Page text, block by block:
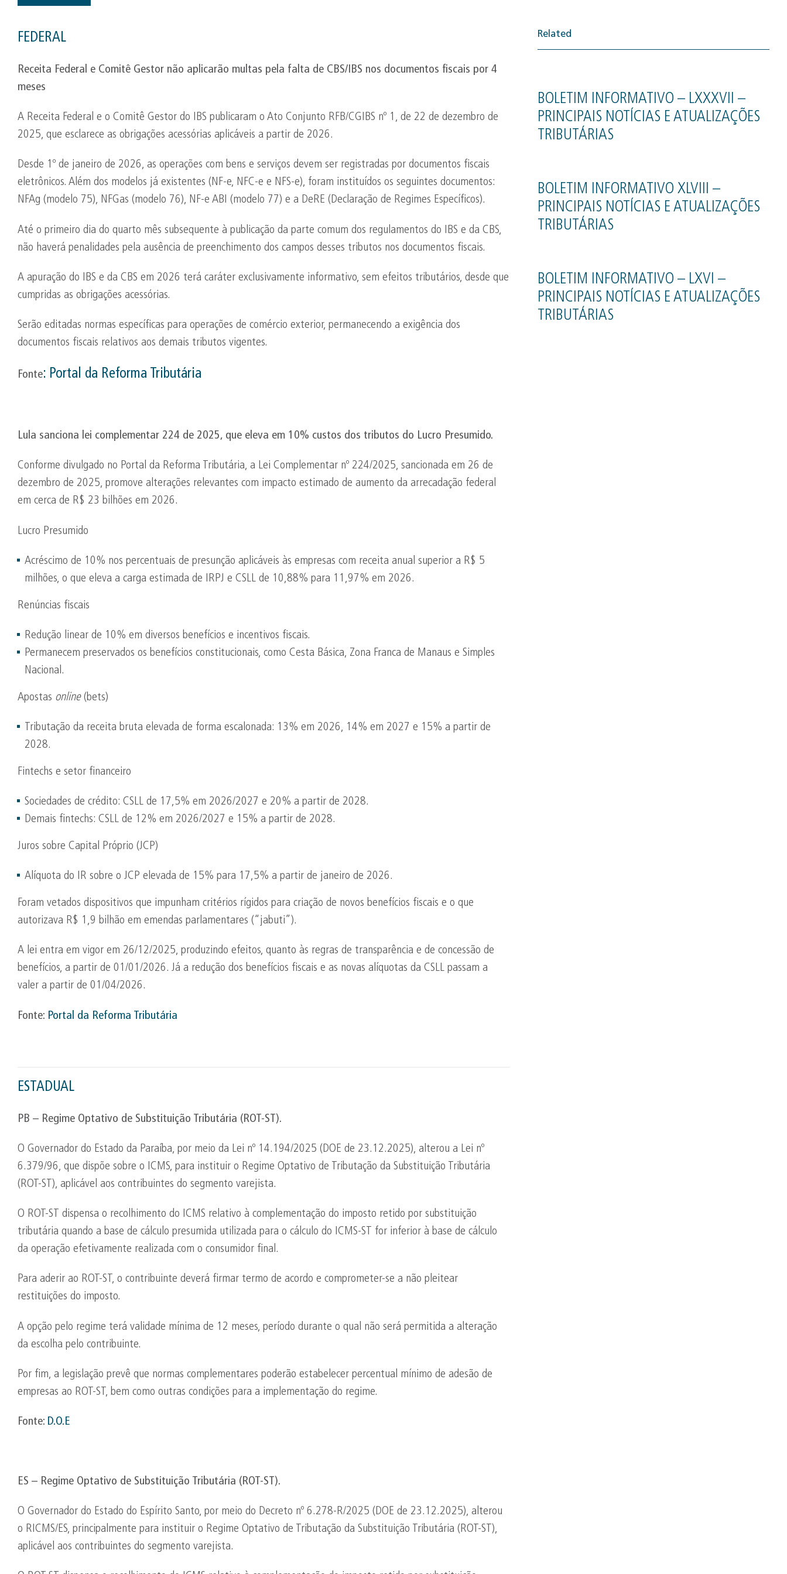
FEDERAL
Receita Federal e Comitê Gestor não aplicarão multas pela falta de CBS/IBS nos documentos fiscais por 4
meses
A Receita Federal e o Comitê Gestor do IBS publicaram o Ato Conjunto RFB/CGIBS nº 1, de 22 de dezembro de
2025, que esclarece as obrigações acessórias aplicáveis a partir de 2026.
Desde 1º de janeiro de 2026, as operações com bens e serviços devem ser registradas por documentos fiscais
eletrônicos. Além dos modelos já existentes (NF-e, NFC-e e NFS-e), foram instituídos os seguintes documentos:
NFAg (modelo 75), NFGas (modelo 76), NF-e ABI (modelo 77) e a DeRE (Declaração de Regimes Específicos).
Até o primeiro dia do quarto mês subsequente à publicação da parte comum dos regulamentos do IBS e da CBS,
não haverá penalidades pela ausência de preenchimento dos campos desses tributos nos documentos fiscais.
A apuração do IBS e da CBS em 2026 terá caráter exclusivamente informativo, sem efeitos tributários, desde que
cumpridas as obrigações acessórias.
Serão editadas normas específicas para operações de comércio exterior, permanecendo a exigência dos
documentos fiscais relativos aos demais tributos vigentes.
Fonte: Portal da Reforma Tributária
Lula sanciona lei complementar 224 de 2025, que eleva em 10% custos dos tributos do Lucro Presumido.
Conforme divulgado no Portal da Reforma Tributária, a Lei Complementar nº 224/2025, sancionada em 26 de
dezembro de 2025, promove alterações relevantes com impacto estimado de aumento da arrecadação federal
em cerca de R$ 23 bilhões em 2026.
Lucro Presumido
Acréscimo de 10% nos percentuais de presunção aplicáveis às empresas com receita anual superior a R$ 5
milhões, o que eleva a carga estimada de IRPJ e CSLL de 10,88% para 11,97% em 2026.
Renúncias fiscais
Redução linear de 10% em diversos benefícios e incentivos fiscais.
Permanecem preservados os benefícios constitucionais, como Cesta Básica, Zona Franca de Manaus e Simples
Nacional.
Apostas online(bets)
Tributação da receita bruta elevada de forma escalonada: 13% em 2026, 14% em 2027 e 15% a partir de
2028.
Fintechs e setor financeiro
Sociedades de crédito: CSLL de 17,5% em 2026/2027 e 20% a partir de 2028.
Demais fintechs: CSLL de 12% em 2026/2027 e 15% a partir de 2028.
Juros sobre Capital Próprio (JCP)
Alíquota do IR sobre o JCP elevada de 15% para 17,5% a partir de janeiro de 2026.
Foram vetados dispositivos que impunham critérios rígidos para criação de novos benefícios fiscais e o que
autorizava R$ 1,9 bilhão em emendas parlamentares (“jabuti”).
A lei entra em vigor em 26/12/2025, produzindo efeitos, quanto às regras de transparência e de concessão de
benefícios, a partir de 01/01/2026. Já a redução dos benefícios fiscais e as novas alíquotas da CSLL passam a
valer a partir de 01/04/2026.
Fonte: Portal da Reforma Tributária
ESTADUAL
PB – Regime Optativo de Substituição Tributária (ROT-ST).
O Governador do Estado da Paraíba, por meio da Lei nº 14.194/2025 (DOE de 23.12.2025), alterou a Lei nº
6.379/96, que dispõe sobre o ICMS, para instituir o Regime Optativo de Tributação da Substituição Tributária
(ROT-ST), aplicável aos contribuintes do segmento varejista.
O ROT-ST dispensa o recolhimento do ICMS relativo à complementação do imposto retido por substituição
tributária quando a base de cálculo presumida utilizada para o cálculo do ICMS-ST for inferior à base de cálculo
da operação efetivamente realizada com o consumidor final.
Para aderir ao ROT-ST, o contribuinte deverá firmar termo de acordo e comprometer-se a não pleitear
restituições do imposto.
A opção pelo regime terá validade mínima de 12 meses, período durante o qual não será permitida a alteração
da escolha pelo contribuinte.
Por fim, a legislação prevê que normas complementares poderão estabelecer percentual mínimo de adesão de
empresas ao ROT-ST, bem como outras condições para a implementação do regime.
Fonte: D.O.E
ES – Regime Optativo de Substituição Tributária (ROT-ST).
O Governador do Estado do Espírito Santo, por meio do Decreto nº 6.278-R/2025 (DOE de 23.12.2025), alterou
o RICMS/ES, principalmente para instituir o Regime Optativo de Tributação da Substituição Tributária (ROT-ST),
aplicável aos contribuintes do segmento varejista.
Related
BOLETIM INFORMATIVO – LXXXVII –
PRINCIPAIS NOTÍCIAS E ATUALIZAÇÕES
TRIBUTÁRIAS
BOLETIM INFORMATIVO XLVIII –
PRINCIPAIS NOTÍCIAS E ATUALIZAÇÕES
TRIBUTÁRIAS
BOLETIM INFORMATIVO – LXVI –
PRINCIPAIS NOTÍCIAS E ATUALIZAÇÕES
TRIBUTÁRIAS